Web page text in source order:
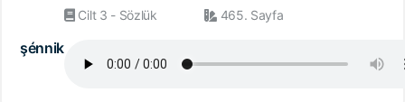
şénnik
Cilt 3 - Sözlük 465. Sayfa